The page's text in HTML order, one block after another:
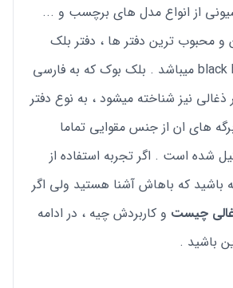
از انواع مدل های برچسب و ...
و محبوب ترین دفتر ها ، دفتر بلک
بوک یا همون black book میباشد . بلک بوک که به فارسی
ذغالی نیز شناخته میشود ، به نوع دفتر
های ان از جنس مقوایی تماما
شده است . اگر تجربه استفاده از
باشید که باهاش آشنا هستید ولی اگر
چیست و کاربردش چیه ، در ادامه
باشید .